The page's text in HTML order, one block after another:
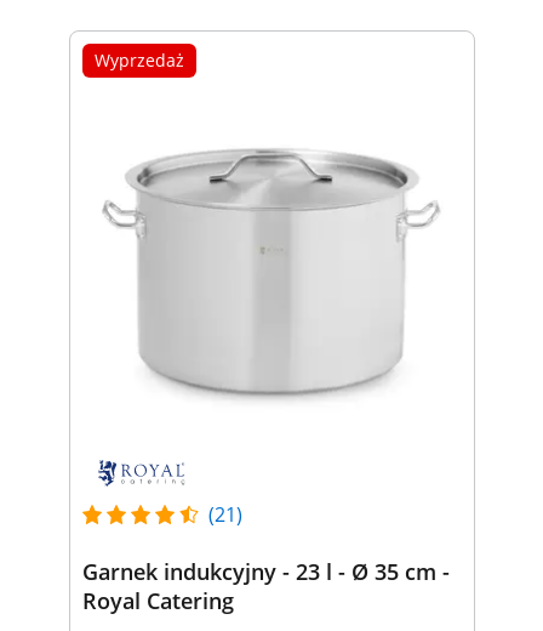
Wyprzedaż
(21)
Garnek indukcyjny - 23 l - Ø 35 cm -
Royal Catering